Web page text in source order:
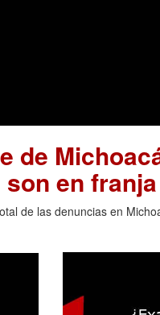
de
en
de las denuncias en